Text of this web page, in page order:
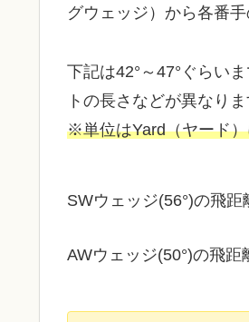
グウェッジ）から各番
下記は42°～47°ぐらい
トの長さなどが異なり
※単位はYard（ヤード
SWウェッジ(56°)の飛距
AWウェッジ(50°)の飛距